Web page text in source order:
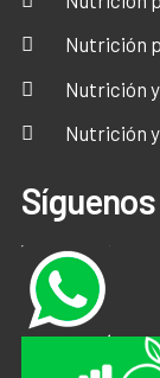
Nutrición
Nutrición
Nutrición